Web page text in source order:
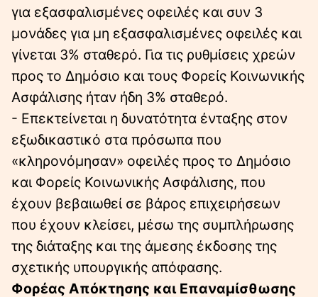
για εξασφαλισμένες οφειλές και συν 3
μονάδες για μη εξασφαλισμένες οφειλές και
γίνεται 3% σταθερό. Για τις ρυθμίσεις χρεών
προς το Δημόσιο και τους Φορείς Κοινωνικής
Ασφάλισης ήταν ήδη 3% σταθερό.
- Επεκτείνεται η δυνατότητα ένταξης στον
εξωδικαστικό στα πρόσωπα που
«κληρονόμησαν» οφειλές προς το Δημόσιο
και Φορείς Κοινωνικής Ασφάλισης, που
έχουν βεβαιωθεί σε βάρος επιχειρήσεων
που έχουν κλείσει, μέσω της συμπλήρωσης
της διάταξης και της άμεσης έκδοσης της
σχετικής υπουργικής απόφασης.
Φορέας Απόκτησης και Επαναμίσθωσης